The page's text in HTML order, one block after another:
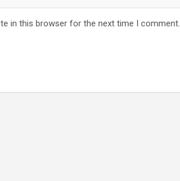
in this browser for the next time I comment.